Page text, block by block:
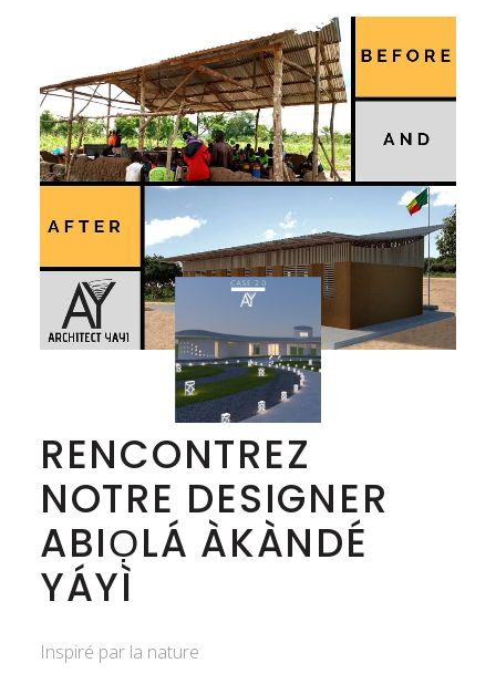
RENCONTREZ
NOTRE DESIGNER
ABIỌLÁ ÀKÀNDÉ
YÁYÌ
Inspiré par la nature